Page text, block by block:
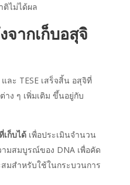
ติไม่ได้ผล
จากเก็บอสุจิ
และ TESE เสร็จสิ้น อสุจิที่
ง ๆ เพิ่มเติม ขึ้นอยู่กับ
ก็บได้ เพื่อประเมินจำนวน
มสมบูรณ์ของ DNA เพื่อคัด
มสำหรับใช้ในกระบวนการ